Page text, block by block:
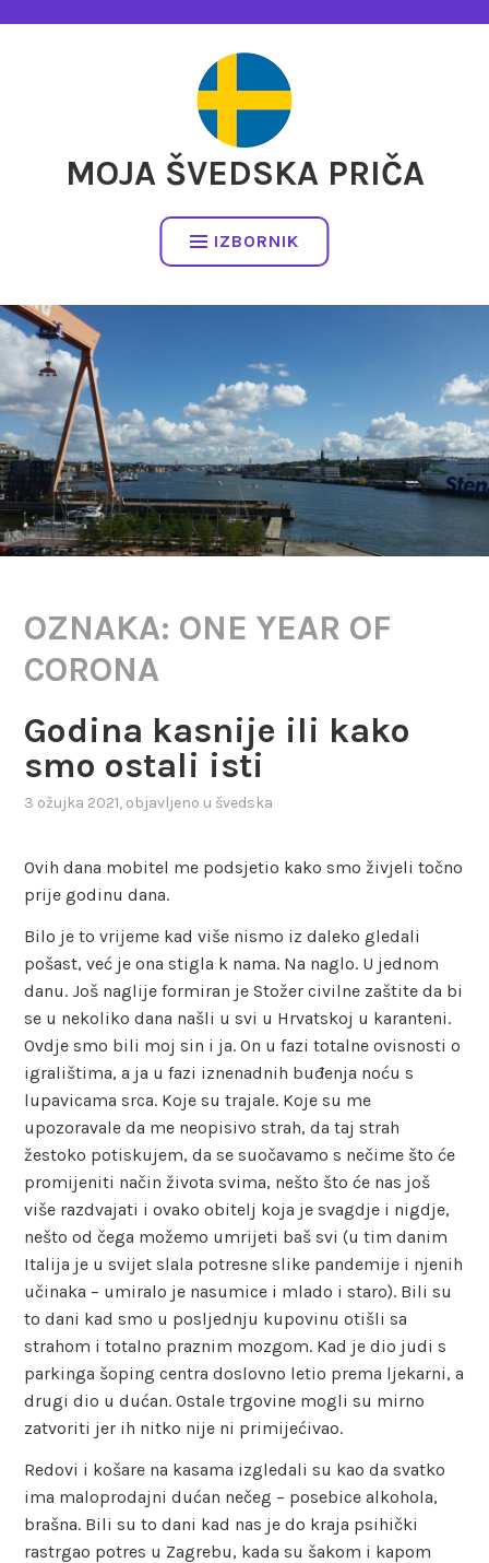
MOJA ŠVEDSKA PRIČA
IZBORNIK
OZNAKA: ONE YEAR OF
CORONA
Godina kasnije ili kako
smo ostali isti
3 ožujka 2021, objavljeno u švedska
Ovih dana mobitel me podsjetio kako smo živjeli točno
prije godinu dana.
Bilo je to vrijeme kad više nismo iz daleko gledali
pošast, već je ona stigla k nama. Na naglo. U jednom
danu. Još naglije formiran je Stožer civilne zaštite da bi
se u nekoliko dana našli u svi u Hrvatskoj u karanteni.
Ovdje smo bili moj sin i ja. On u fazi totalne ovisnosti o
igralištima, a ja u fazi iznenadnih buđenja noću s
lupavicama srca. Koje su trajale. Koje su me
upozoravale da me neopisivo strah, da taj strah
žestoko potiskujem, da se suočavamo s nečime što će
promijeniti način života svima, nešto što će nas još
više razdvajati i ovako obitelj koja je svagdje i nigdje,
nešto od čega možemo umrijeti baš svi (u tim danim
Italija je u svijet slala potresne slike pandemije i njenih
učinaka – umiralo je nasumice i mlado i staro). Bili su
to dani kad smo u posljednju kupovinu otišli sa
strahom i totalno praznim mozgom. Kad je dio judi s
parkinga šoping centra doslovno letio prema ljekarni, a
drugi dio u dućan. Ostale trgovine mogli su mirno
zatvoriti jer ih nitko nije ni primijećivao.
Redovi i košare na kasama izgledali su kao da svatko
ima maloprodajni dućan nečeg – posebice alkohola,
brašna. Bili su to dani kad nas je do kraja psihički
rastrgao potres u Zagrebu, kada su šakom i kapom